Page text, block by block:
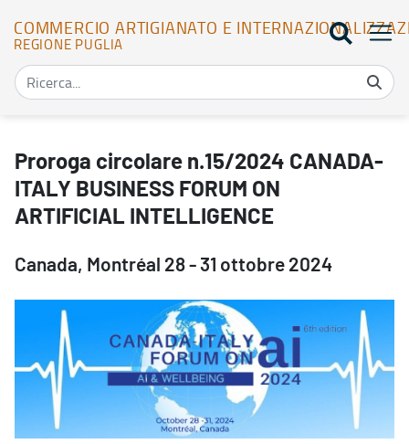
COMMERCIO ARTIGIANATO E
REGIONE PUGLIA
Proroga circolare n.15/2024 CANADA-
ITALY BUSINESS FORUM ON
ARTIFICIAL INTELLIGENCE
Canada, Montréal 28 - 31 ottobre 2024